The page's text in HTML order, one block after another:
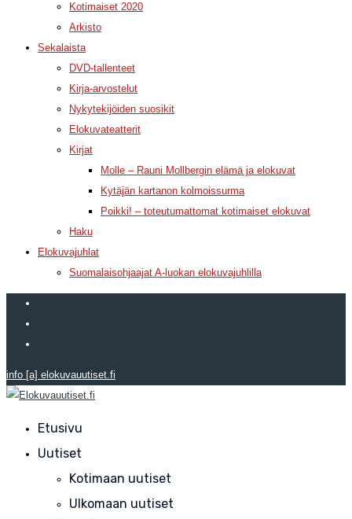
Kotimaiset 2020
Arkisto
Sekalaista
DVD-tallenteet
Kirja-arvostelut
Nykytekijöiden suosikit
Elokuvateatterit
Kirjat
Molle – Rauni Mollbergin elämä ja elokuvat
Kytäjän kartanon kolmoissurma
Poikki! – toteutumattomat kotimaiset elokuvat
Haku
Elokuvajuhlat
Suomalaisohjaajat A-luokan elokuvajuhlilla
info [a] elokuvauutiset.fi
Etusivu
Uutiset
Kotimaan uutiset
Ulkomaan uutiset